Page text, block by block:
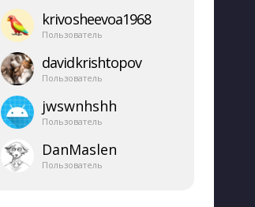
krivosheevoa1968
Пользователь
davidkrishtopov
Пользователь
jwswnhshh
Пользователь
DanMaslen
Пользователь